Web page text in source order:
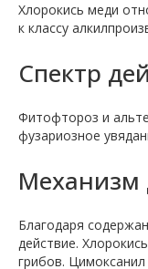
Хлорокись меди
к классу
Спектр
Фитофтороз и
фузариозное
Механизм
Благодаря
действие.
грибов.